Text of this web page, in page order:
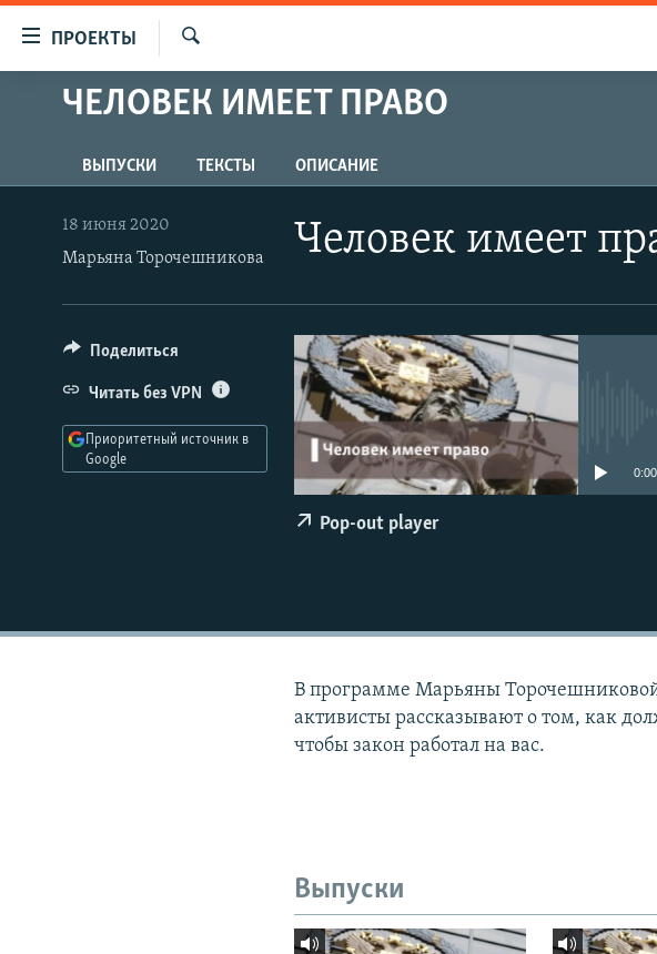
упрощенного
Вернуться
к
основному
содержанию
навигации
Вернутся
ПРОЕКТЫ
ПРОГРАММЫ
АВТОРСКИЕ ПРОЕКТЫ
ЦИТАТЫ СВОБОДЫ
МНЕНИЯ
КУЛЬТУРА
IDEL.РЕАЛИИ
КАВКАЗ.РЕАЛИИ
СЕВЕР.РЕАЛИИ
СИБИРЬ.РЕАЛИИ
ЧЕЛОВЕК ИМЕЕТ ПРАВО
ВЫПУСКИ ТЕКСТЫ ОПИСАНИЕ
Человек имеет
18 июня 2020
Марьяна Торочешникова
0:00
Pop-out player
Поделиться
Читать без VPN
Приоритетный источник в
Google
В программе Марьяны
активисты рассказывают о том, как
чтобы закон работал на вас.
Выпуски